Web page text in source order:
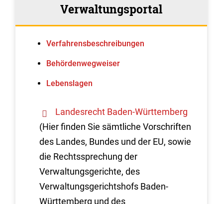
Verwaltungsportal
Verfahrens­beschreibungen
Behördenwegweiser
Lebenslagen
Landesrecht Baden-Württemberg
(Hier finden Sie sämtliche Vorschriften
des Landes, Bundes und der EU, sowie
die Rechtssprechung der
Verwaltungsgerichte, des
Verwaltungsgerichtshofs Baden-
Württemberg und des